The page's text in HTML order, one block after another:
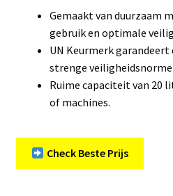
Gemaakt van duurzaam
gebruik en optimale
UN Keurmerk
strenge
Ruime capaciteit van 20
of machines.
Check Beste Prijs